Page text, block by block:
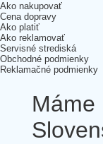
Ako nakupovať
Cena dopravy
Ako platiť
Ako reklamovať
Servisné strediská
Obchodné podmienky
Reklamačné podmienky
Máme